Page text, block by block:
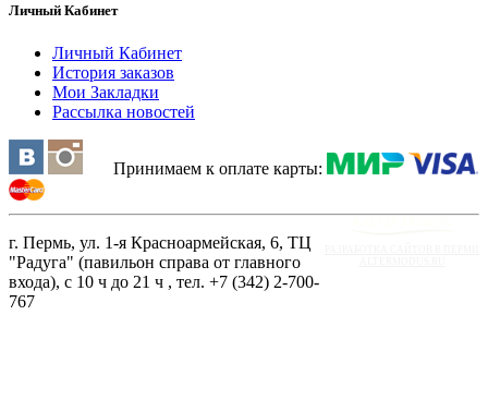
Личный Кабинет
Личный Кабинет
История заказов
Мои Закладки
Рассылка новостей
Принимаем к оплате карты:
г. Пермь, ул. 1-я Красноармейская, 6, ТЦ
"Радуга" (павильон справа от главного
входа), с 10 ч до 21 ч , тел. +7 (342) 2-700-
767